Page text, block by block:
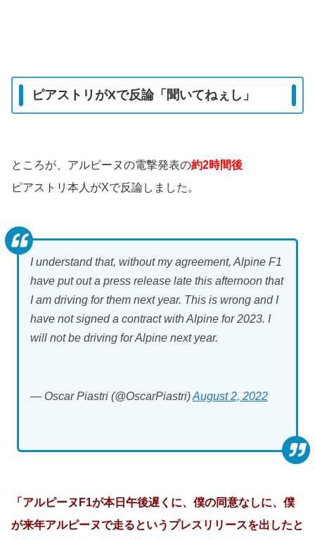
ピアストリがXで反論「聞いてねぇし」
ところが、アルピーヌの電撃発表の約2時間後
ピアストリ本人がXで反論しました。
I understand that, without my agreement, Alpine F1
have put out a press release late this afternoon that
I am driving for them next year. This is wrong and I
have not signed a contract with Alpine for 2023. I
will not be driving for Alpine next year.
— Oscar Piastri (@OscarPiastri)August 2, 2022
「アルピーヌF1が本日午後遅くに、僕の同意なしに、僕
が来年アルピーヌで走るというプレスリリースを出したと